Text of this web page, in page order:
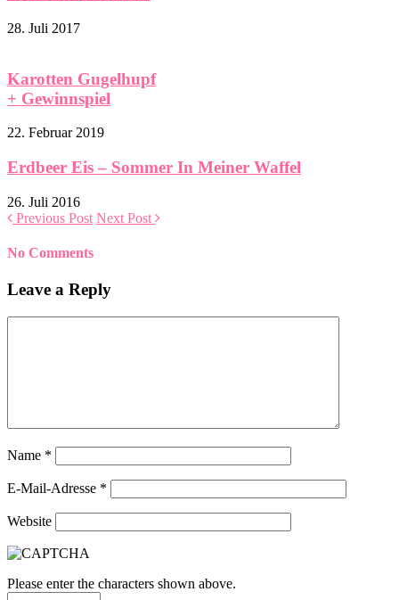
28. Juli 2017
Karotten Gugelhupf
+ Gewinnspiel
22. Februar 2019
Erdbeer Eis – Sommer In Meiner Waffel
26. Juli 2016
Previous Post Next Post
No Comments
Leave a Reply
Name *
E-Mail-Adresse *
Website
Please enter the characters shown above.